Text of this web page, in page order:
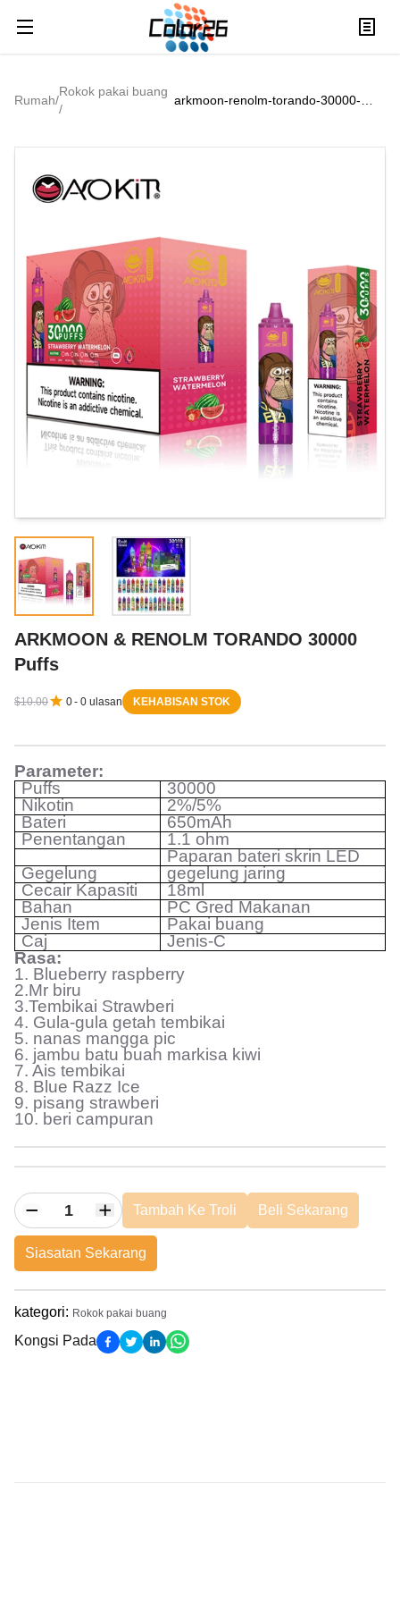
Rumah/
Rokok pakai buang
/
arkmoon-renolm-torando-30000-
ARKMOON & RENOLM TORANDO 30000
Puffs
$10.00 0- 0 ulasan KEHABISAN STOK
Parameter:
Puffs
30000
Nikotin
2%/5%
Bateri
650mAh
Penentangan
1.1 ohm
Paparan bateri skrin LED
Gegelung
gegelung jaring
Cecair Kapasiti
18ml
Bahan
PC Gred Makanan
Jenis Item
Pakai buang
Caj
Jenis-C
Rasa:
1. Blueberry raspberry
2.Mr biru
3.Tembikai Strawberi
4. Gula-gula getah tembikai
5. nanas mangga pic
6. jambu batu buah markisa kiwi
7. Ais tembikai
8. Blue Razz Ice
9. pisang strawberi
10. beri campuran
Tambah Ke Troli Beli Sekarang
Siasatan Sekarang
kategori: Rokok pakai buang
Kongsi Pada